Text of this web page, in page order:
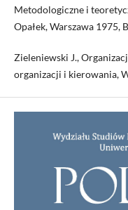
Metodologiczne i
Opałek, Warszawa
Zieleniewski J.,
organizacji i kierowania,